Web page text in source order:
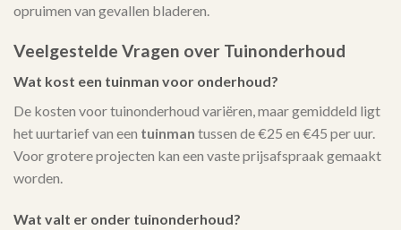
opruimen van gevallen bladeren.
Veelgestelde Vragen over Tuinonderhoud
Wat kost een tuinman voor onderhoud?
De kosten voor tuinonderhoud variëren, maar gemiddeld ligt
het uurtarief van een tuinman tussen de €25 en €45 per uur.
Voor grotere projecten kan een vaste prijsafspraak gemaakt
worden.
Wat valt er onder tuinonderhoud?